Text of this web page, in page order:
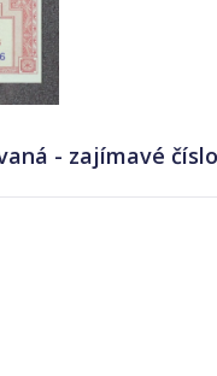
- zajímavé